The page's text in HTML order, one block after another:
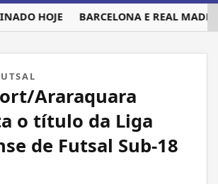
HOJE BARCELONA E REAL MADRID
Araraquara
o título da Liga
de Futsal Sub-18